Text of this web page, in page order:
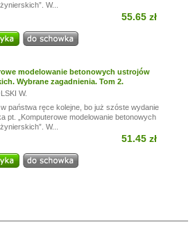
W...
55.65 zł
modelowanie betonowych ustrojów
Wybrane zagadnienia. Tom 2.
W.
państwa ręce kolejne, bo już szóste wydanie
pt. „Komputerowe modelowanie betonowych
W...
51.45 zł